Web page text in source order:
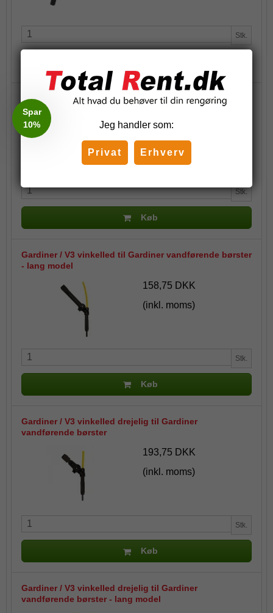
Stk.
Gardiner / V3 vinkelled til Gardiner vandførende børster
(inkl. moms)
Stk.
Køb
Gardiner / V3 vinkelled til Gardiner vandførende børster
- lang model
158,75 DKK
(inkl. moms)
Stk.
Køb
Gardiner / V3 vinkelled drejelig til Gardiner
vandførende børster
193,75 DKK
(inkl. moms)
Stk.
Køb
Gardiner / V3 vinkelled drejelig til Gardiner
vandførende børster - lang model
Jeg handler som:
Privat Erhverv
Spar
10%